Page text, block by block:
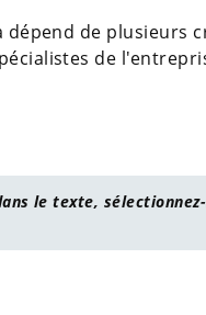
de plusieurs
de
le texte,